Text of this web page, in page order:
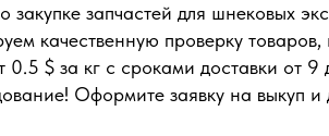
закупке запчастей для шнековых
качественную проверку товаров,
0.5 $ за кг с сроками доставки от 9
Оформите заявку на выкуп и